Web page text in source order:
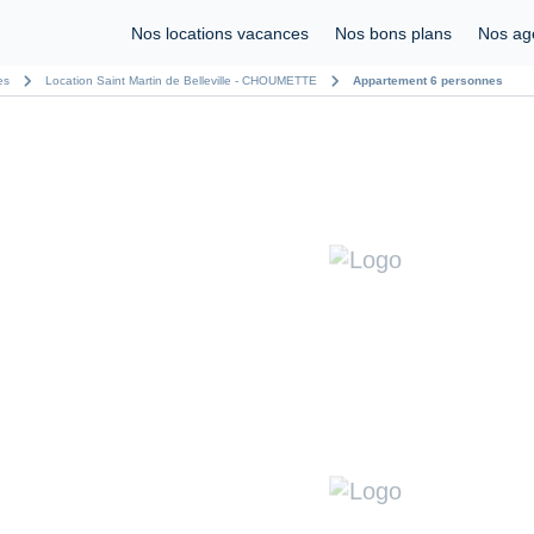
Nos locations vacances Nos bons plans Nos
chevron_right Location Saint Martin de Belleville - CHOUMETTE chevron_right Appartement 6 personnes